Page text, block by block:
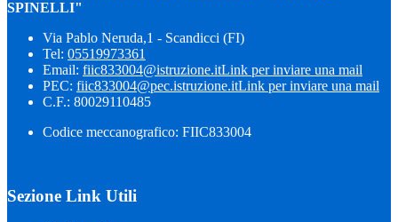
SPINELLI"
Via Pablo Neruda,1 - Scandicci (FI)
Tel: 05519973361
Email: fiic833004@istruzione.itLink per inviare una mail
PEC: fiic833004@pec.istruzione.itLink per inviare una mail
C.F.: 80029110485
Codice meccanografico: FIIC833004
Sezione Link Utili